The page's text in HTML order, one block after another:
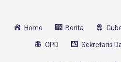
Home Berita
OPD Sekretaris